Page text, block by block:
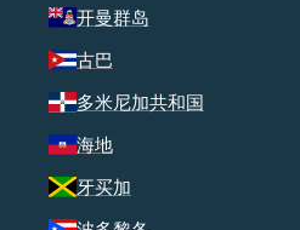
开曼群岛
古巴
多米尼加共和国
海地
牙买加